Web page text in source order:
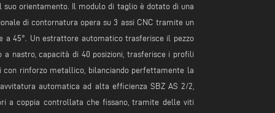
orientamento. Il modulo di taglio è dotato di una
di contornatura opera su 3 assi CNC tramite un
45°. Un estrattore automatico trasferisce il pezzo
nastro, capacità di 40 posizioni, trasferisce i profili
con rinforzo metallico, bilanciando perfettamente la
automatica ad alta efficienza SBZ AS 2/2,
a coppia controllata che fissano, tramite delle viti